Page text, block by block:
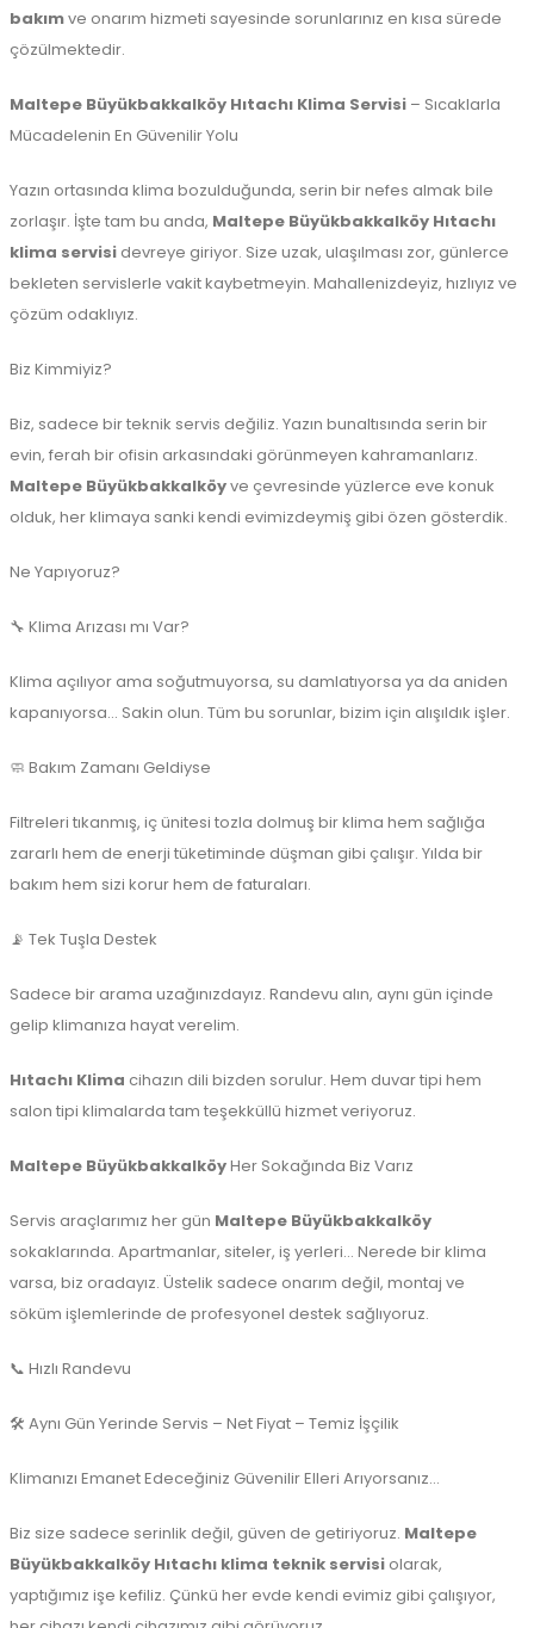
bakımve onarım hizmeti sayesinde sorunlarınız en kısa sürede
çözülmektedir.
Maltepe Büyükbakkalköy Hıtachı Klima Servisi – Sıcaklarla
Mücadelenin En Güvenilir Yolu
Yazın ortasında klima bozulduğunda, serin bir nefes almak bile
zorlaşır. İşte tam bu anda, Maltepe Büyükbakkalköy Hıtachı
klima servisi devreye giriyor. Size uzak, ulaşılması zor, günlerce
bekleten servislerle vakit kaybetmeyin. Mahallenizdeyiz, hızlıyız ve
çözüm odaklıyız.
Biz Kimmiyiz?
Biz, sadece bir teknik servis değiliz. Yazın bunaltısında serin bir
evin, ferah bir ofisin arkasındaki görünmeyen kahramanlarız.
Maltepe Büyükbakkalköyve çevresinde yüzlerce eve konuk
olduk, her klimaya sanki kendi evimizdeymiş gibi özen gösterdik.
Ne Yapıyoruz?
🔧 Klima Arızası mı Var?
Klima açılıyor ama soğutmuyorsa, su damlatıyorsa ya da aniden
kapanıyorsa... Sakin olun. Tüm bu sorunlar, bizim için alışıldık işler.
🧼 Bakım Zamanı Geldiyse
Filtreleri tıkanmış, iç ünitesi tozla dolmuş bir klima hem sağlığa
zararlı hem de enerji tüketiminde düşman gibi çalışır. Yılda bir
bakım hem sizi korur hem de faturaları.
📡 Tek Tuşla Destek
Sadece bir arama uzağınızdayız. Randevu alın, aynı gün içinde
gelip klimanıza hayat verelim.
Hıtachı Klima cihazın dili bizden sorulur. Hem duvar tipi hem
salon tipi klimalarda tam teşekküllü hizmet veriyoruz.
Maltepe BüyükbakkalköyHer Sokağında Biz Varız
Servis araçlarımız her gün Maltepe Büyükbakkalköy
sokaklarında. Apartmanlar, siteler, iş yerleri… Nerede bir klima
varsa, biz oradayız. Üstelik sadece onarım değil, montaj ve
söküm işlemlerinde de profesyonel destek sağlıyoruz.
📞 Hızlı Randevu
🛠️ Aynı Gün Yerinde Servis – Net Fiyat – Temiz İşçilik
Klimanızı Emanet Edeceğiniz Güvenilir Elleri Arıyorsanız…
Biz size sadece serinlik değil, güven de getiriyoruz. Maltepe
Büyükbakkalköy Hıtachı klima teknik servisi olarak,
yaptığımız işe kefiliz. Çünkü her evde kendi evimiz gibi çalışıyor,